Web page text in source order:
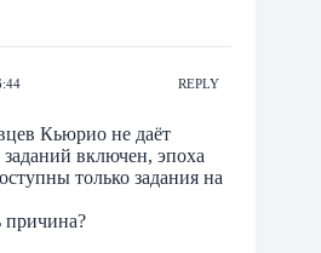
REPLY
Кьюрио не даёт
включен, эпоха
только задания на